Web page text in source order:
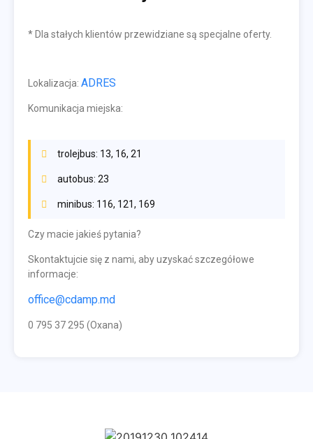
* Dla stałych klientów przewidziane są specjalne oferty.
Lokalizacja: ADRES
Komunikacja miejska:
trolejbus: 13, 16, 21
autobus: 23
minibus: 116, 121, 169
Czy macie jakieś pytania?
Skontaktujcie się z nami, aby uzyskać szczegółowe
informacje:
office@cdamp.md
0 795 37 295 (Oxana)